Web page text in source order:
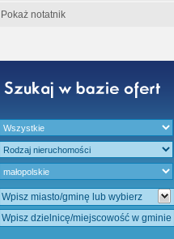
Pokaż notatnik